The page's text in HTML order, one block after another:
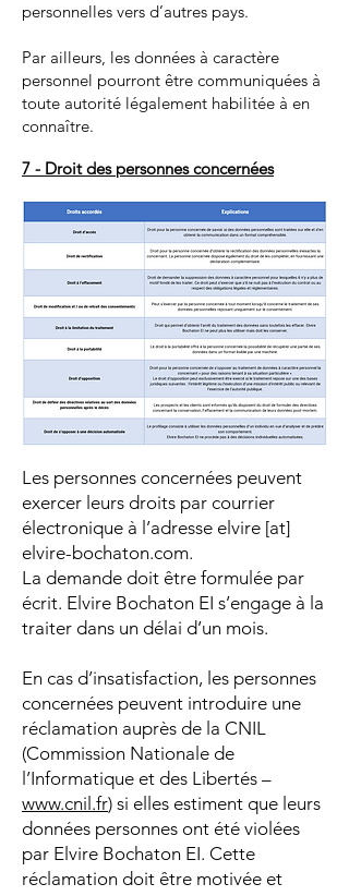
personnelles vers d’autres pays.
Par ailleurs, les données à caractère
personnel pourront être communiquées à
toute autorité légalement habilitée à en
connaître.
7 - Droit des personnes concernées
Les personnes concernées peuvent
exercer leurs droits par courrier
électronique à l’adresse elvire [at]
elvire-bochaton.com.
La demande doit être formulée par
écrit. Elvire Bochaton EI s’engage à la
traiter dans un délai d’un mois.
En cas d’insatisfaction, les personnes
concernées peuvent introduire une
réclamation auprès de la CNIL
(Commission Nationale de
l’Informatique et des Libertés –
www.cnil.fr) si elles estiment que leurs
données personnes ont été violées
par Elvire Bochaton EI. Cette
réclamation doit être motivée et